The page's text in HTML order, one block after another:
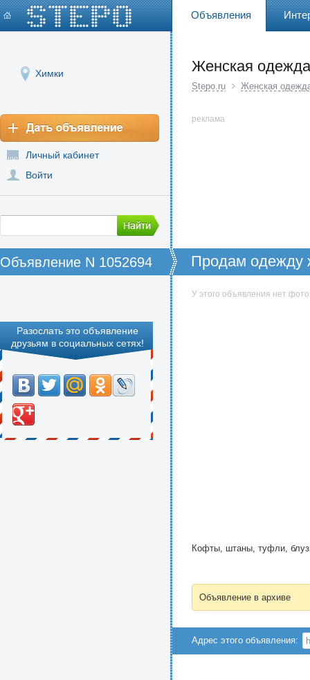
Объявления
Химки
Личный кабинет
Войти
Женская одежда
Stepo.ru Женская
реклама
Объявление N 1052694 Продам одежду
Разослать это объявление
друзьям в социальных сетях!
У этого объявления нет
Кофты, штаны, туфли,
Объявление в архиве
Адрес этого объявления: